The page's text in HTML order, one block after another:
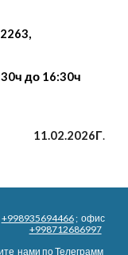
до 16:30ч
11.02.2026Г.
+998935694466; офис
+998712686997
нами поТелеграмм